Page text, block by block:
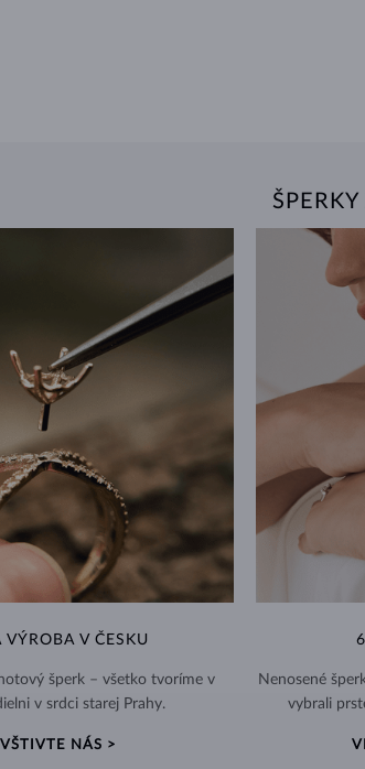
ŠPERKY
VÝROBA V ČESKU
šperk – všetko tvoríme v
v srdci starej Prahy.
NÁS >
Nenosené
vybrali